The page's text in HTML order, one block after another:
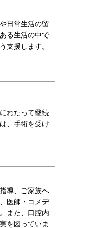
日常生活の留
る生活の中で
支援します。
わたって継続
、手術を受け
導、ご家族へ
医師・コメデ
また、口腔内
を図っていま